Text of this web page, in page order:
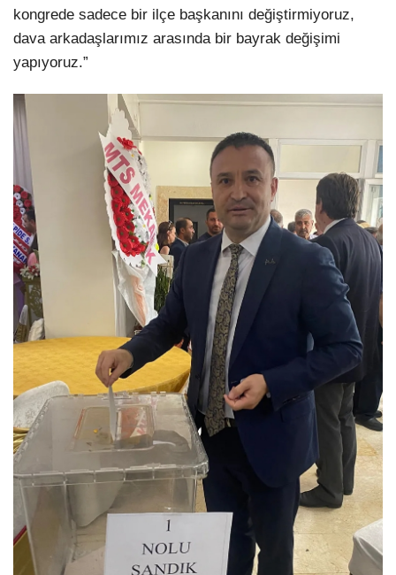
kongrede sadece bir ilçe başkanını değiştirmiyoruz,
dava arkadaşlarımız arasında bir bayrak değişimi
yapıyoruz.”